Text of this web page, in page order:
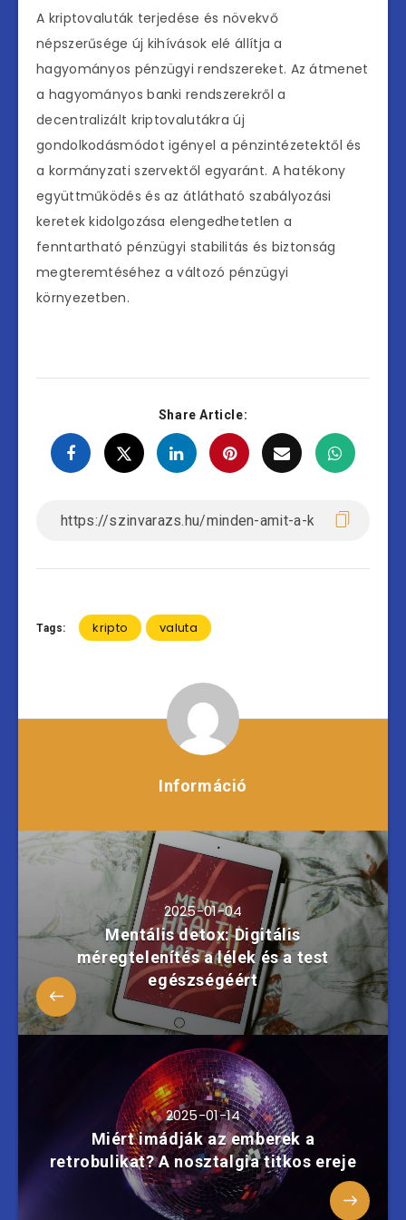
A kriptovaluták terjedése és növekvő
népszerűsége új kihívások elé állítja a
hagyományos pénzügyi rendszereket. Az átmenet
a hagyományos banki rendszerekről a
decentralizált kriptovalutákra új
gondolkodásmódot igényel a pénzintézetektől és
a kormányzati szervektől egyaránt. A hatékony
együttműködés és az átlátható szabályozási
keretek kidolgozása elengedhetetlen a
fenntartható pénzügyi stabilitás és biztonság
megteremtéséhez a változó pénzügyi
környezetben.
Share Article:
Tags: kripto valuta
Információ
2025-01-04
Mentális detox: Digitális
méregtelenítés a lélek és a test
egészségéért
2025-01-14
Miért imádják az emberek a
retrobulikat? A nosztalgia titkos ereje